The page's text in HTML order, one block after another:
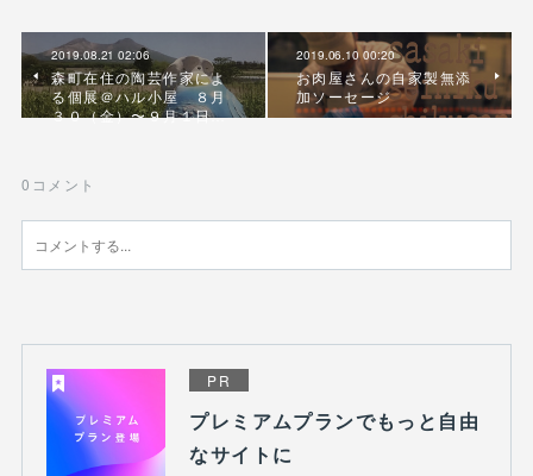
2019.08.21 02:06
森町在住の陶芸作家によ
る個展＠ハル小屋 ８月
３０（金）〜９月１日…
2019.06.10 00:20
お肉屋さんの自家製無添
加ソーセージ
0 コメント
PR
プレミアムプランでもっと自由
なサイトに